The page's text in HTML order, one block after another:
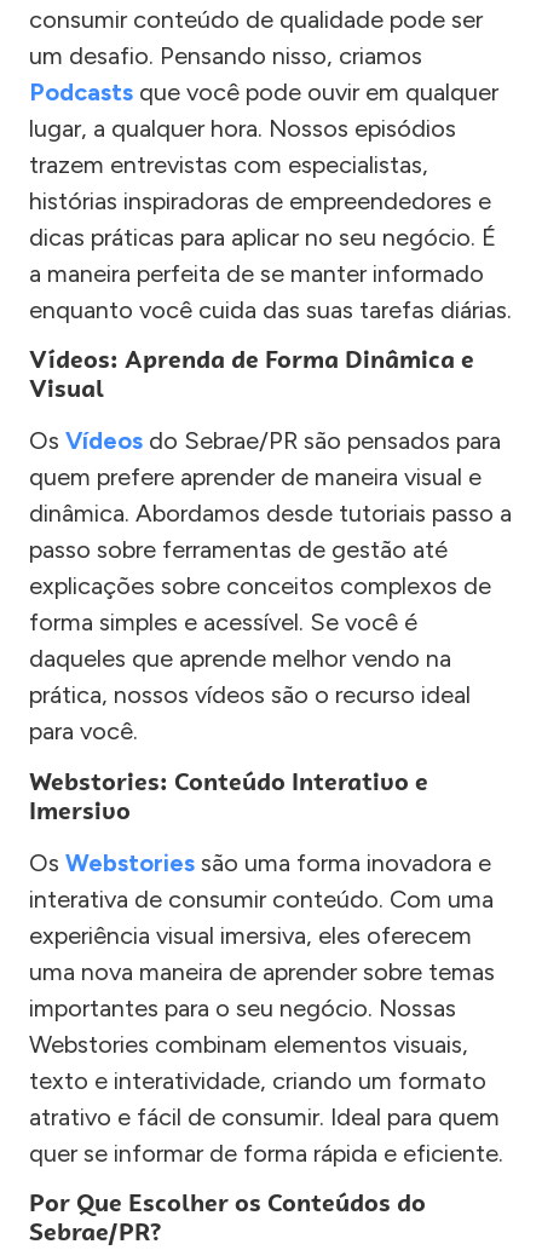
consumir conteúdo de qualidade pode ser
um desafio. Pensando nisso, criamos
Podcasts que você pode ouvir em qualquer
lugar, a qualquer hora. Nossos episódios
trazem entrevistas com especialistas,
histórias inspiradoras de empreendedores e
dicas práticas para aplicar no seu negócio. É
a maneira perfeita de se manter informado
enquanto você cuida das suas tarefas diárias.
Vídeos: Aprenda de Forma Dinâmica e
Visual
Os Vídeos do Sebrae/PR são pensados para
quem prefere aprender de maneira visual e
dinâmica. Abordamos desde tutoriais passo a
passo sobre ferramentas de gestão até
explicações sobre conceitos complexos de
forma simples e acessível. Se você é
daqueles que aprende melhor vendo na
prática, nossos vídeos são o recurso ideal
para você.
Webstories: Conteúdo Interativo e
Imersivo
Os Webstories são uma forma inovadora e
interativa de consumir conteúdo. Com uma
experiência visual imersiva, eles oferecem
uma nova maneira de aprender sobre temas
importantes para o seu negócio. Nossas
Webstories combinam elementos visuais,
texto e interatividade, criando um formato
atrativo e fácil de consumir. Ideal para quem
quer se informar de forma rápida e eficiente.
Por Que Escolher os Conteúdos do
Sebrae/PR?